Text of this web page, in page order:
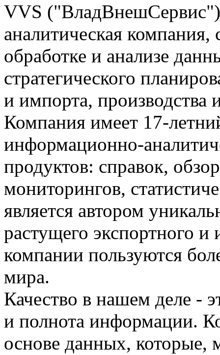
VVS
аналитическая
обработке и анализе
стратегического
и импорта, производства
Компания имеет 17-
информационно-
продуктов: справок,
мониторингов,
является автором
растущего экспортного
компании пользуются
мира.
Качество в нашем деле -
и полнота информации.
основе данных, которые,